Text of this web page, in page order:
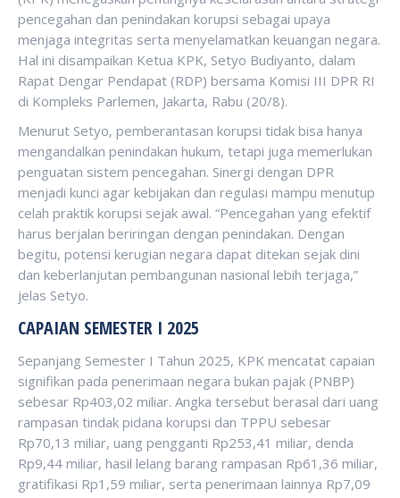
pencegahan dan penindakan korupsi sebagai upaya
menjaga integritas serta menyelamatkan keuangan negara.
Hal ini disampaikan Ketua KPK, Setyo Budiyanto, dalam
Rapat Dengar Pendapat (RDP) bersama Komisi III DPR RI
di Kompleks Parlemen, Jakarta, Rabu (20/8).
Menurut Setyo, pemberantasan korupsi tidak bisa hanya
mengandalkan penindakan hukum, tetapi juga memerlukan
penguatan sistem pencegahan. Sinergi dengan DPR
menjadi kunci agar kebijakan dan regulasi mampu menutup
celah praktik korupsi sejak awal. “Pencegahan yang efektif
harus berjalan beriringan dengan penindakan. Dengan
begitu, potensi kerugian negara dapat ditekan sejak dini
dan keberlanjutan pembangunan nasional lebih terjaga,”
jelas Setyo.
CAPAIAN SEMESTER I 2025
Sepanjang Semester I Tahun 2025, KPK mencatat capaian
signifikan pada penerimaan negara bukan pajak (PNBP)
sebesar Rp403,02 miliar. Angka tersebut berasal dari uang
rampasan tindak pidana korupsi dan TPPU sebesar
Rp70,13 miliar, uang pengganti Rp253,41 miliar, denda
Rp9,44 miliar, hasil lelang barang rampasan Rp61,36 miliar,
gratifikasi Rp1,59 miliar, serta penerimaan lainnya Rp7,09